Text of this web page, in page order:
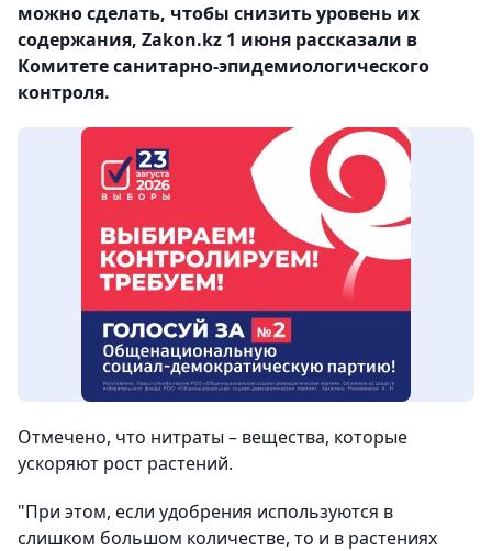
можно сделать, чтобы снизить уровень их
содержания, Zakon.kz 1 июня рассказали в
Комитете санитарно-эпидемиологического
контроля.
Отмечено, что нитраты – вещества, которые
ускоряют рост растений.
"При этом, если удобрения используются в
слишком большом количестве, то и в растениях